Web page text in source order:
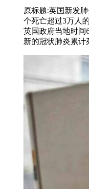
原标题:英国新发
个死亡超过3万人
英国政府当地时间
新的冠状肺炎累计